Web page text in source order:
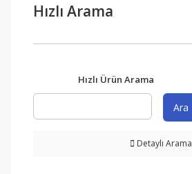
Hızlı Arama
Hızlı Ürün Arama
Ara
Detaylı Arama